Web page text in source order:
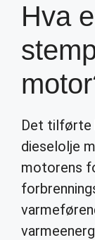
Hva
Det tilførte
dieselolje
motorens